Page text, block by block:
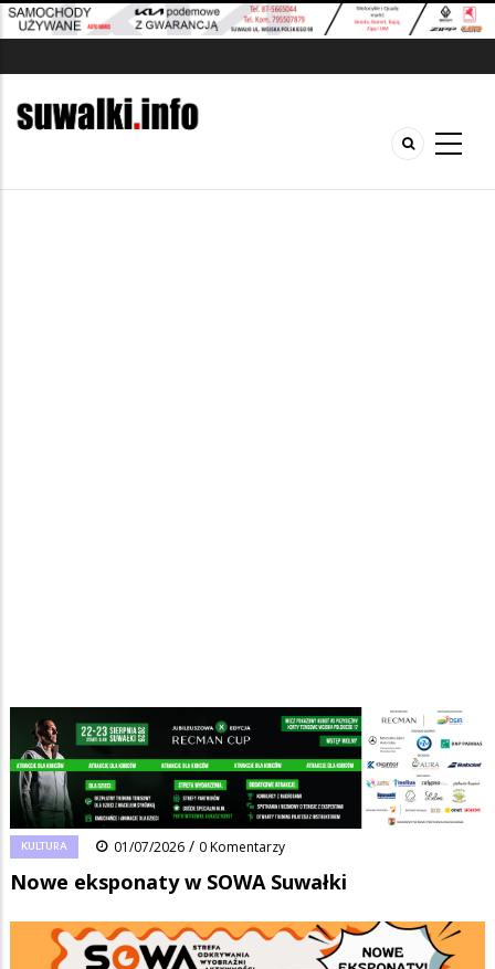
Ścieżka
nawigacyjna
Strona główna/Wiadomości/Kultura
/
Nowe eksponaty w SOWA Suwałki
FacebookPinterestTumblr Reddit Share
KULTURA 01/07/2026 / 0 Komentarzy
Nowe eksponaty w SOWA Suwałki